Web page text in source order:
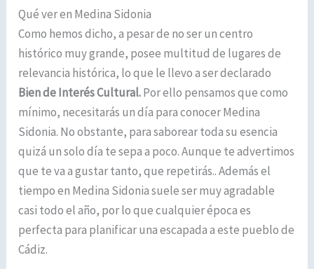
Qué ver en Medina Sidonia
Como hemos dicho, a pesar de no ser un centro
histórico muy grande, posee multitud de lugares de
relevancia histórica, lo que le llevo a ser declarado
Bien de Interés Cultural.Por ello pensamos que como
mínimo, necesitarás un día para conocer Medina
Sidonia. No obstante, para saborear toda su esencia
quizá un solo día te sepa a poco. Aunque te advertimos
que te va a gustar tanto, que repetirás.. Además el
tiempo en Medina Sidonia suele ser muy agradable
casi todo el año, por lo que cualquier época es
perfecta para planificar una escapada a este pueblo de
Cádiz.